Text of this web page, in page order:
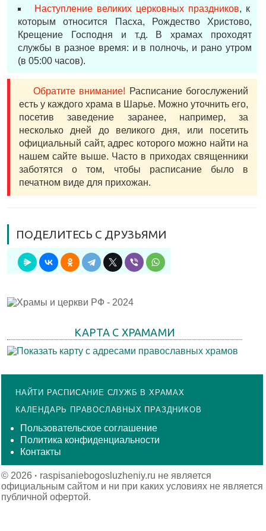
Наступление великих церковных праздников, к
которым относится Пасха, Рождество Христово,
Крещение Господня и т.д. В храмах проходят
службы в разное время: и в полночь, и рано утром
(в 05:00 часов).
Обратите внимание! Расписание богослужений
есть у каждого храма в Шарье. Можно уточнить его,
посетив заведение заранее, например, за
несколько дней до великого дня, или посетить
официальный сайт, адрес которого можно найти на
нашем сайте выше. Часто в приходах священники
заботятся о том, чтобы расписание было в
печатном виде для прихожан.
ПОДЕЛИТЕСЬ С ДРУЗЬЯМИ
КАРТА С ХРАМАМИ
НАЙТИ РАСПИСАНИЕ СЛУЖБ В ХРАМАХ
КАЛЕНДАРЬ ПРАВОСЛАВНЫХ ПРАЗДНИКОВ
Пользовательское соглашение
Политика конфиденциальности
Контакты
© 2026 · raspisaniebogosluzheniy.ru не является
официальным сайтом и ни при каких условиях не является
публичной офертой.